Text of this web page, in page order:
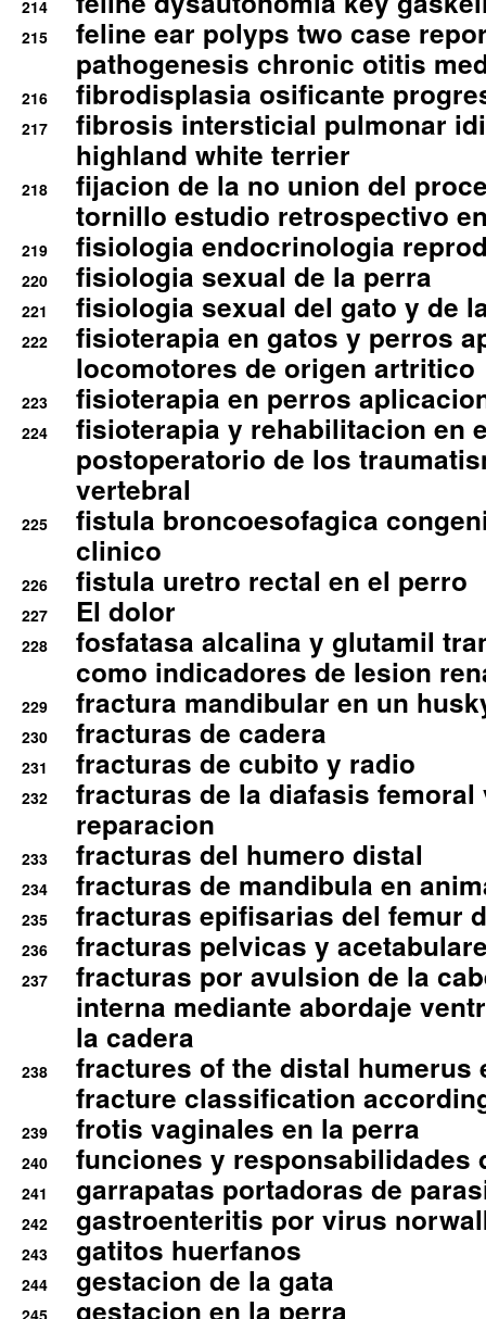
214
215
feline ear polyps two case
pathogenesis chronic otitis
216 fibrodisplasia osificante
217
fibrosis intersticial pulmonar
highland white terrier
218
fijacion de la no union del
tornillo estudio retrospectivo
219 fisiologia endocrinologia
220 fisiologia sexual de la perra
221 fisiologia sexual del gato y de
222
fisioterapia en gatos y perros
locomotores de origen artritico
223 fisioterapia en perros
224
fisioterapia y rehabilitacion en
postoperatorio de los
vertebral
225
fistula broncoesofagica
clinico
226 fistula uretro rectal en el perro
227 El dolor
228
fosfatasa alcalina y glutamil
como indicadores de lesion
229 fractura mandibular en un
230 fracturas de cadera
231 fracturas de cubito y radio
232
fracturas de la diafasis
reparacion
233 fracturas del humero distal
234 fracturas de mandibula en
235 fracturas epifisarias del femur
236 fracturas pelvicas y
237
fracturas por avulsion de la
interna mediante abordaje
la cadera
238
fractures of the distal humerus
fracture classification
239 frotis vaginales en la perra
240 funciones y responsabilidades
241 garrapatas portadoras de
242 gastroenteritis por virus
243 gatitos huerfanos
244 gestacion de la gata
gestacion en la perra